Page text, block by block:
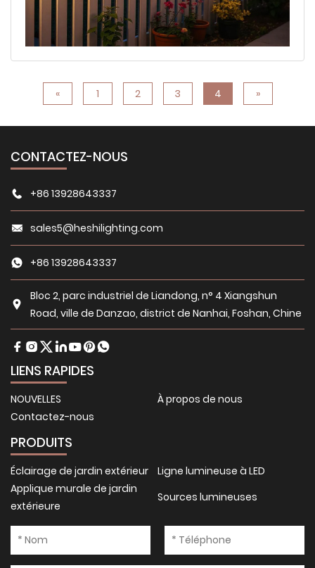
« 1 2 3 4 »
CONTACTEZ-NOUS
+86 13928643337
sales5@heshilighting.com
+86 13928643337
Bloc 2, parc industriel de Liandong, n° 4 Xiangshun
Road, ville de Danzao, district de Nanhai, Foshan, Chine
LIENS RAPIDES
NOUVELLES
À propos de nous
Contactez-nous
PRODUITS
Éclairage de jardin extérieur
Ligne lumineuse à LED
Applique murale de jardin
extérieure
Sources lumineuses